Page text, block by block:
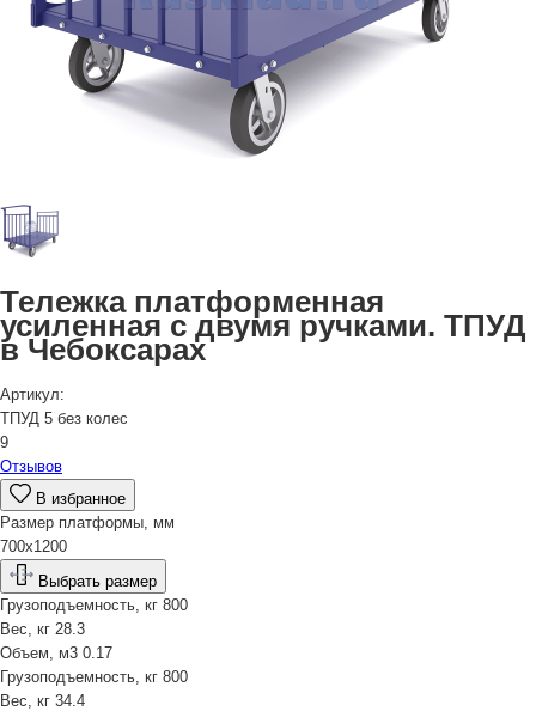
Тележка платформенная
усиленная с двумя ручками. ТПУД
в Чебоксарах
Артикул:
ТПУД 5 без колес
9
Отзывов
В избранное
Размер платформы, мм
700х1200
Выбрать размер
Грузоподъемность, кг 800
Вес, кг 28.3
Объем, м3 0.17
Грузоподъемность, кг 800
Вес, кг 34.4